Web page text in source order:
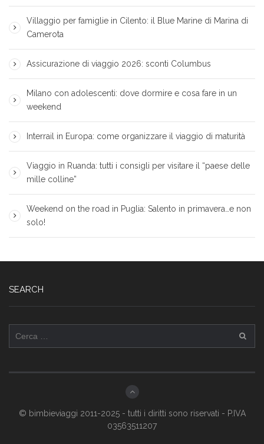
Villaggio per famiglie in Cilento: il Blue Marine di Marina di
Camerota
Assicurazione di viaggio 2026: sconti Columbus
Milano con adolescenti: dove dormire e cosa fare in un
weekend
Interrail in Europa: come organizzare il viaggio di maturità
Viaggio in Ruanda: tutti i consigli per visitare il “paese delle
mille colline”
Weekend on the road in Puglia: Salento in primavera…e non
solo!
SEARCH
per:
© bimbieviaggi 2011-2025 - tutti i diritti sono riservati - P.IVA
03563511207